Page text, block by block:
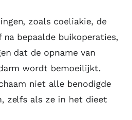
zoals coeliakie, de
na bepaalde buikoperaties,
dat de opname van
wordt bemoeilijkt.
niet alle benodigde
zelfs als ze in het dieet